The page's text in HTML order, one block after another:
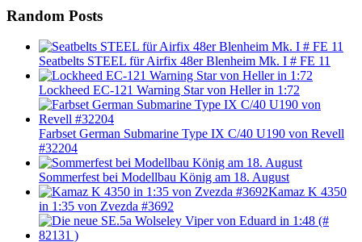
Random Posts
Seatbelts STEEL für Airfix 48er Blenheim Mk. I # FE 11
Lockheed EC-121 Warning Star von Heller in 1:72
Farbset German Submarine Type IX C/40 U190 von Revell
#32204
Sommerfest bei Modellbau König am 18. August
Kamaz K 4350
in 1:35 von Zvezda #3692